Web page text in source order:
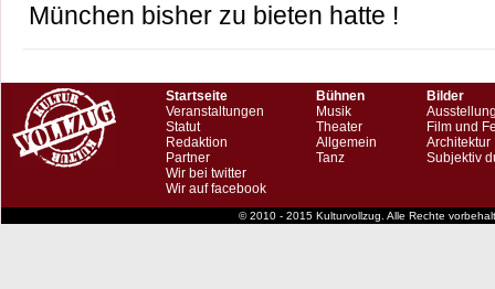
München bisher zu bieten hatte !
Startseite
Veranstaltungen
Statut
Redaktion
Partner
Wir bei twitter
Wir auf facebook
Bühnen
Musik
Theater
Allgemein
Tanz
Bilder
Film und
Architektur
Subjektiv
© 2010 - 2015 Kulturvollzug. Alle Rechte